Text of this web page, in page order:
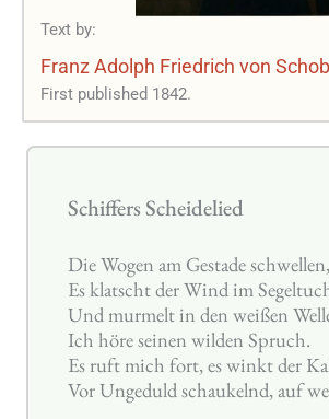
Text by:
Franz Adolph Friedrich von
First published 1842.
Schiffers Scheidelied
Die Wogen am Gestade schwellen,
Es klatscht der Wind im
Und murmelt in den weißen
Ich höre seinen wilden Spruch.
Es ruft mich fort, es winkt der
Vor Ungeduld schaukelnd, auf